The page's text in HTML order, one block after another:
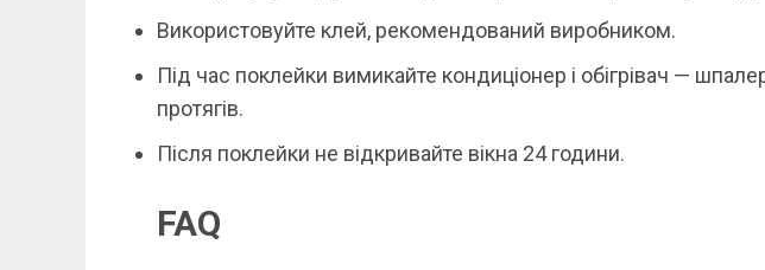
Використовуйте клей, рекомендований виробником.
Під час поклейки вимикайте кондиціонер і обігрівач —
протягів.
Після поклейки не відкривайте вікна 24 години.
FAQ